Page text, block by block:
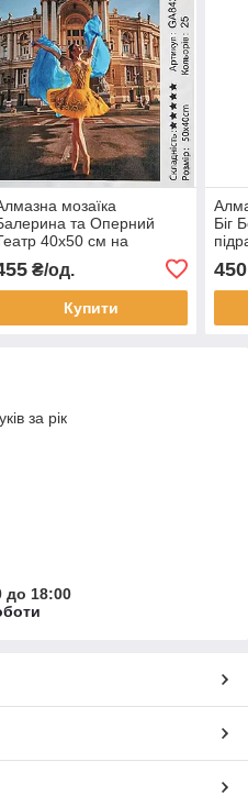
мозаїка
та Оперний
40x50 см на
₴/од.
Купити
Біг
450
за рік
до 18:00